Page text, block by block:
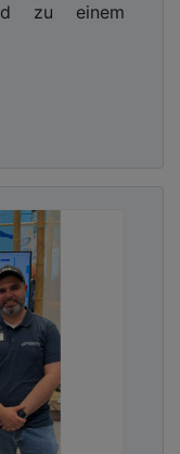
zu einem